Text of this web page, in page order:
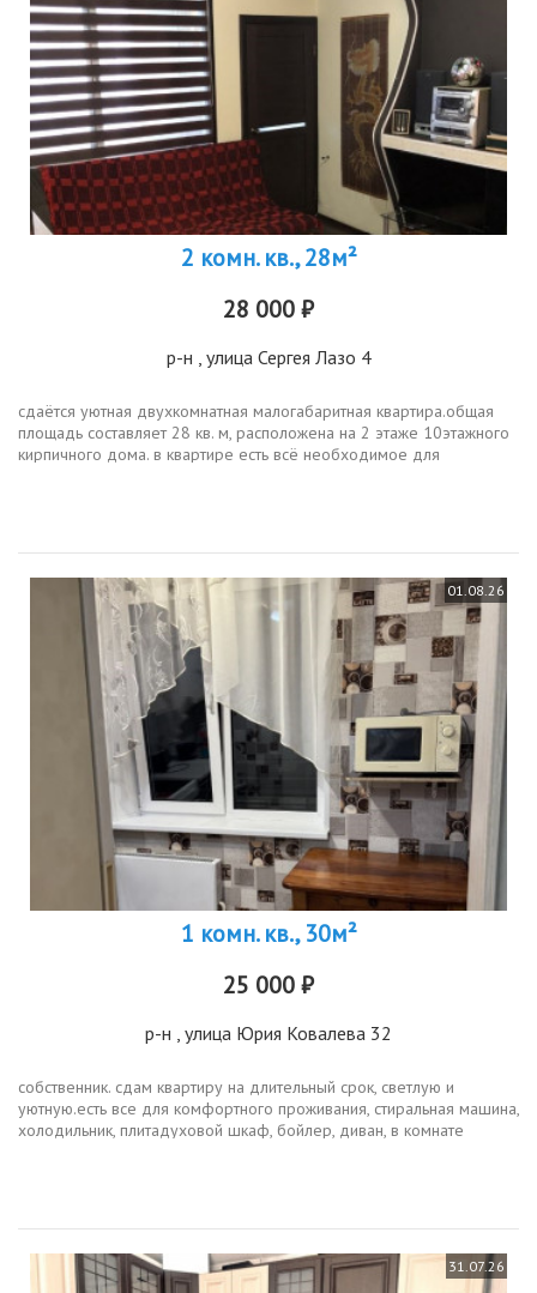
2 комн. кв., 28м²
28 000 ₽
р-н , улица Сергея Лазо 4
сдаётся уютная двухкомнатная малогабаритная квартира.общая
площадь составляет 28 кв. м, расположена на 2 этаже 10этажного
кирпичного дома. в квартире есть всё необходимое для
01.08.26
1 комн. кв., 30м²
25 000 ₽
р-н , улица Юрия Ковалева 32
собственник. сдам квартиру на длительный срок, светлую и
уютную.есть все для комфортного проживания, стиральная машина,
холодильник, плитадуховой шкаф, бойлер, диван, в комнате
31.07.26